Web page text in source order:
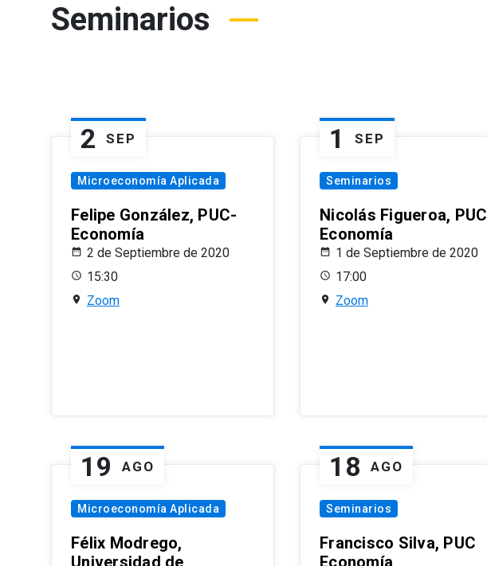
Seminarios
2 SEP
Microeconomía Aplicada
Felipe González, PUC-
Economía
2 de Septiembre de 2020
15:30
Zoom
1 SEP
Seminarios
Nicolás Figueroa, PUC
Economía
1 de Septiembre de 2020
17:00
Zoom
19 AGO
Microeconomía Aplicada
Félix Modrego,
18 AGO
Seminarios
Francisco Silva, PUC